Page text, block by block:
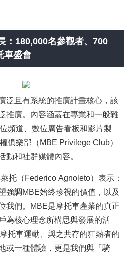
：180,000名參觀者、700
車盛會
泛且有系統的推廣計畫核心，該
推廣。內容涵蓋在專業和一般雜
頻道、數位廣告看板和影片製
俱樂部（MBE Privilege Club）
動和社群媒體內容。
托（Federico Agnoleto）表示：
強調MBE始終珍視的價值，以及
我們。MBE是摩托車產業的真正
為核心理念所構思與發展的活
托車運動、與之共存的狂熱者的
或一種體驗，更是我們與『騎